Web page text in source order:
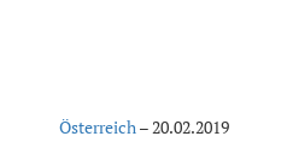
Österreich–20.02.2019